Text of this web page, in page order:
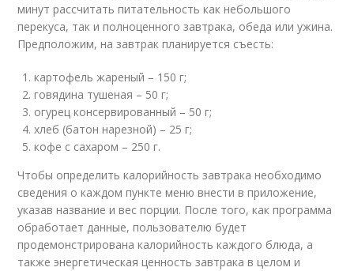
минут рассчитать питательность как небольшого
перекуса, так и полноценного завтрака, обеда или ужина.
Предположим, на завтрак планируется съесть:
картофель жареный – 150 г;
говядина тушеная – 50 г;
огурец консервированный – 50 г;
хлеб (батон нарезной) – 25 г;
кофе с сахаром – 250 г.
Чтобы определить калорийность завтрака необходимо
сведения о каждом пункте меню внести в приложение,
указав название и вес порции. После того, как программа
обработает данные, пользователю будет
продемонстрирована калорийность каждого блюда, а
также энергетическая ценность завтрака в целом и